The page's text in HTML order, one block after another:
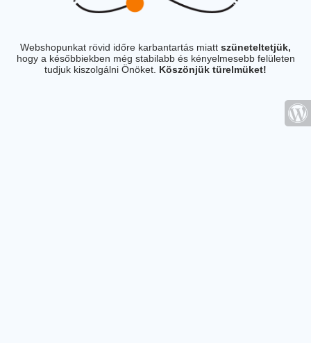
Webshopunkat rövid időre karbantartás miatt szüneteltetjük,
hogy a későbbiekben még stabilabb és kényelmesebb felületen
tudjuk kiszolgálni Önöket. Köszönjük türelmüket!